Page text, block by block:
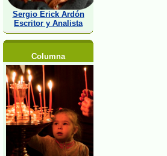
Sergio Erick Ardón
Escritor y Analista
Columna